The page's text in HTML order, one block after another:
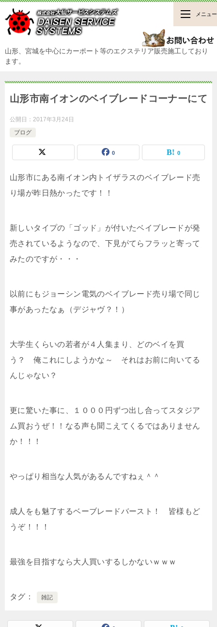
山形、宮城を中心にカーポート等のエクステリア販売施工しており
ます。
メニュー
山形市南イオンのベイブレードコーナーにて
公開日： 2017年3月24日
ブログ
0 0
山形市にある南イオン内トイザラスのベイブレード売
り場が昨日熱かったです！！
新しいタイプの「ゴッド」が付いたベイブレードが発
売されているようなので、下見がてらフラッと寄って
みたのですが・・・
以前にもジョーシン電気のベイブレード売り場で同じ
事があったなぁ（デジャヴ？！）
大学生くらいの若者が４人集まり、どのベイを買
う？ 俺これにしようかな～ それはお前に向いてる
んじゃない？
更に驚いた事に、１０００円ずつ出し合ってスタジア
ム買おうぜ！！なる声も聞こえてくるではありません
か！！！
やっぱり相当な人気があるんですねぇ＾＾
成人をも魅了するベーブレードバースト！ 皆様もど
うぞ！！！
最強を目指すなら大人買いするしかないｗｗｗ
タグ 雑記